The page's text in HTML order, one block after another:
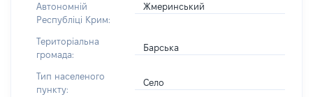
Автономній
Республіці Крим:
Жмеринський
Територіальна
громада:
Барська
Тип населеного
пункту:
Село